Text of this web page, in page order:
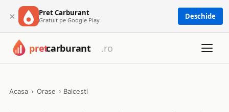
× Pret Carburant
Gratuit pe Google Play Deschide
Acasa › Orase › Balcesti